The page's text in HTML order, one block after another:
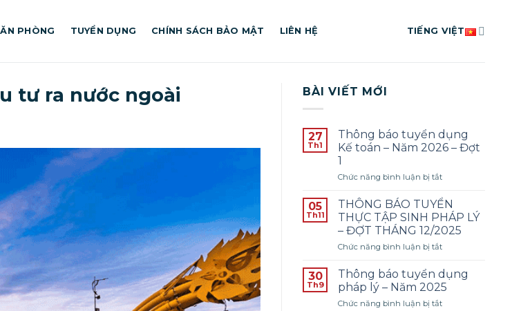
PHÒNG TUYỂN DỤNG CHÍNH SÁCH BẢO MẬT LIÊN HỆ TIẾNG VIỆT
tư ra nước ngoài BÀI VIẾT MỚI
27
Th1
Thông báo tuyển dụng
Kế toán – Năm 2026 – Đợt
1
Chức năng bình luận bị tắtở
báo
tuyển
dụng
Kế
toán
Năm
2026
–
Đợt
05
Th11
THÔNG BÁO TUYỂN
THỰC TẬP SINH PHÁP LÝ
– ĐỢT THÁNG 12/2025
Chức năng bình luận bị tắtở
BÁO
TUYỂN
THỰC
TẬP
30
Th9
Thông báo tuyển dụng
pháp lý – Năm 2025
Chức năng bình luận bị tắtở